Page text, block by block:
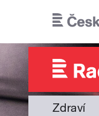
Zdraví